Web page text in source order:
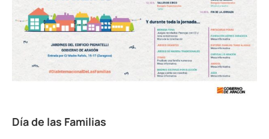
Día de las Familias